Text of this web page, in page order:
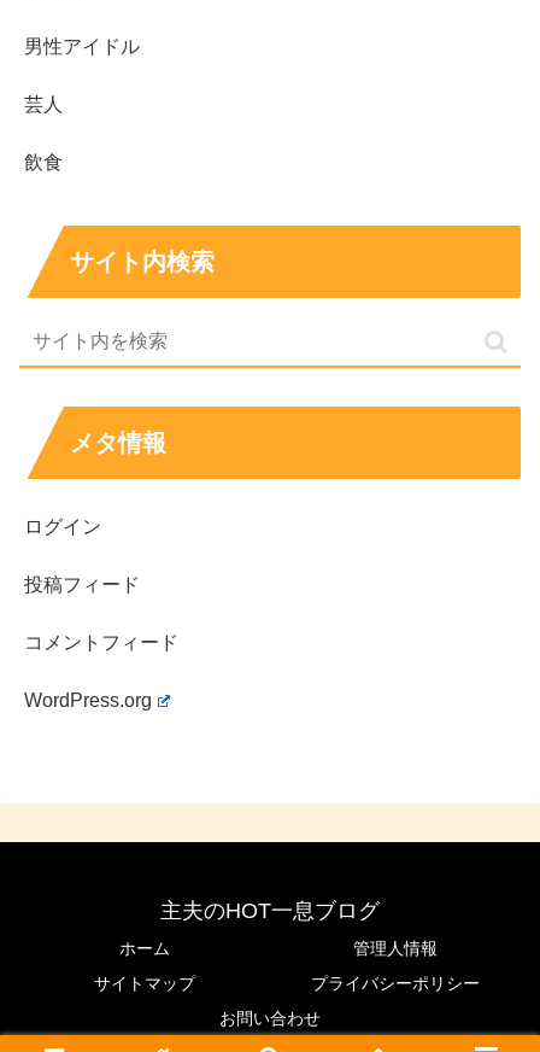
群！カップや水着画像についてのまとめ
ここまでご覧くださりありがとうございます。
『ブレイキングダウン7』では本戦への出場も決定したこ
とでも注目を集める”
いや～、本当に 可愛いハーフ顔でスタイルも抜群なはろー
あにーさんでしたが、SNSでもすでに「可愛い」と話題
になってましたね！
男性アイドル
芸人
飲食
サイト内検索
メタ情報
ログイン
投稿フィード
コメントフィード
WordPress.org
主夫のHOT一息ブログ
ホーム
管理人情報
サイトマップ
プライバシーポリシー
お問い合わせ